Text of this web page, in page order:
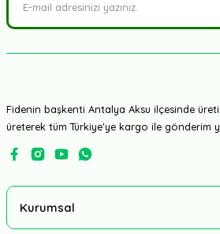
Fidenin başkenti Antalya Aksu ilçesinde
üreterek tüm Türkiye'ye kargo ile gönderim
Kurumsal